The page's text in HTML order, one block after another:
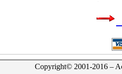
Copyright© 2001-2016 –